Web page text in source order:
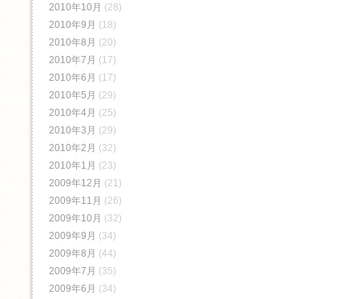
2010年10月 (28)
2010年9月 (18)
2010年8月 (20)
2010年7月 (17)
2010年6月 (17)
2010年5月 (29)
2010年4月 (25)
2010年3月 (29)
2010年2月 (32)
2010年1月 (23)
2009年12月 (21)
2009年11月 (26)
2009年10月 (32)
2009年9月 (34)
2009年8月 (44)
2009年7月 (35)
2009年6月 (34)